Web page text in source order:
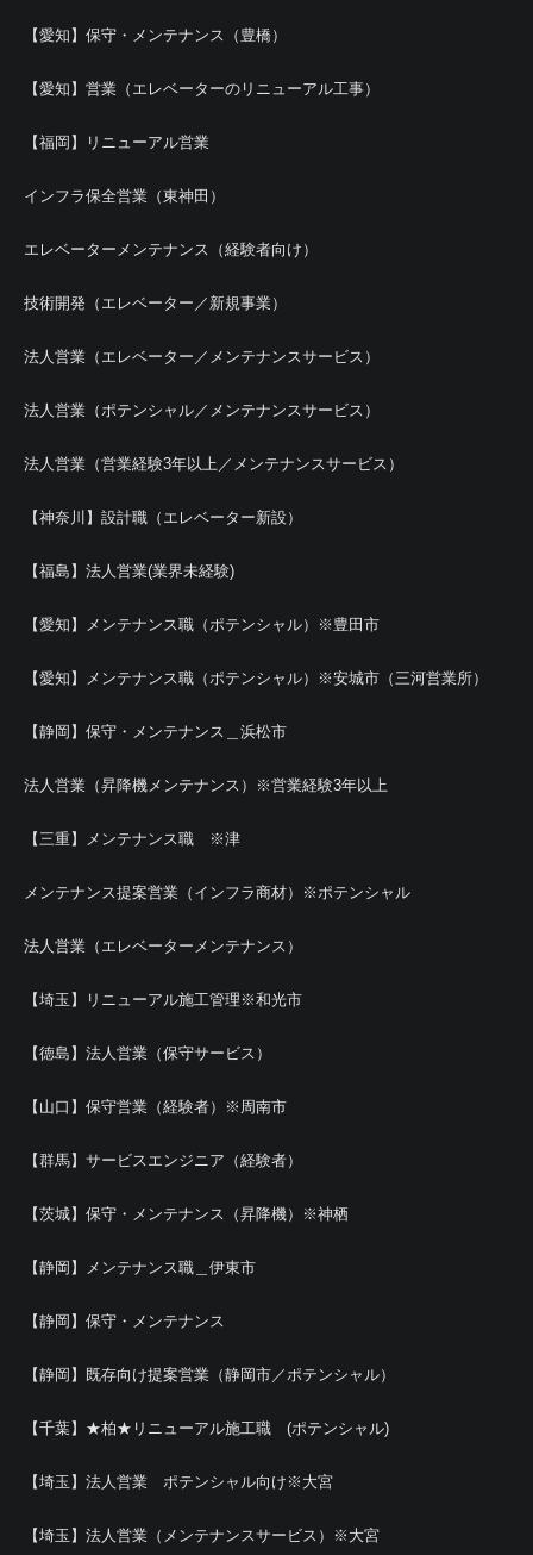
【愛知】保守・メンテナンス（豊橋）
【愛知】営業（エレベーターのリニューアル工事）
【福岡】リニューアル営業
インフラ保全営業（東神田）
エレベーターメンテナンス（経験者向け）
技術開発（エレベーター／新規事業）
法人営業（エレベーター／メンテナンスサービス）
法人営業（ポテンシャル／メンテナンスサービス）
法人営業（営業経験3年以上／メンテナンスサービス）
【神奈川】設計職（エレベーター新設）
【福島】法人営業(業界未経験)
【愛知】メンテナンス職（ポテンシャル）※豊田市
【愛知】メンテナンス職（ポテンシャル）※安城市（三河営業所）
【静岡】保守・メンテナンス＿浜松市
法人営業（昇降機メンテナンス）※営業経験3年以上
【三重】メンテナンス職 ※津
メンテナンス提案営業（インフラ商材）※ポテンシャル
法人営業（エレベーターメンテナンス）
【埼玉】リニューアル施工管理※和光市
【徳島】法人営業（保守サービス）
【山口】保守営業（経験者）※周南市
【群馬】サービスエンジニア（経験者）
【茨城】保守・メンテナンス（昇降機）※神栖
【静岡】メンテナンス職＿伊東市
【静岡】保守・メンテナンス
【静岡】既存向け提案営業（静岡市／ポテンシャル）
【千葉】★柏★リニューアル施工職 (ポテンシャル)
【埼玉】法人営業 ポテンシャル向け※大宮
【埼玉】法人営業（メンテナンスサービス）※大宮